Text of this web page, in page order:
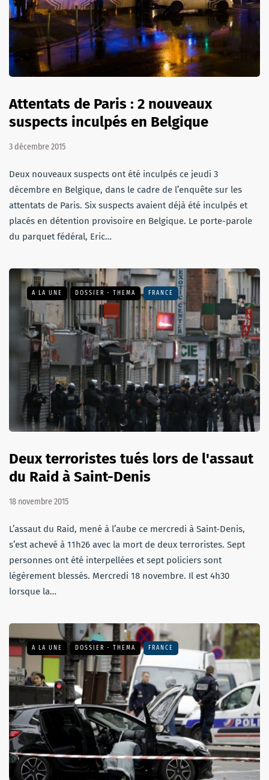
Attentats de Paris : 2 nouveaux
suspects inculpés en Belgique
3 décembre 2015
Deux nouveaux suspects ont été inculpés ce jeudi 3
décembre en Belgique, dans le cadre de l’enquête sur les
attentats de Paris. Six suspects avaient déjà été inculpés et
placés en détention provisoire en Belgique. Le porte-parole
du parquet fédéral, Eric…
A LA UNE DOSSIER - THEMA FRANCE
Deux terroristes tués lors de l'assaut
du Raid à Saint-Denis
18 novembre 2015
L’assaut du Raid, mené à l’aube ce mercredi à Saint-Denis,
s’est achevé à 11h26 avec la mort de deux terroristes. Sept
personnes ont été interpellées et sept policiers sont
légèrement blessés. Mercredi 18 novembre. Il est 4h30
lorsque la…
A LA UNE DOSSIER - THEMA FRANCE